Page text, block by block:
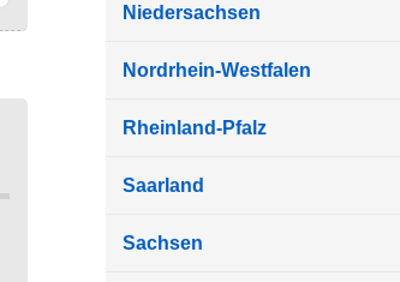
Niedersachsen
Nordrhein-Westfalen
Rheinland-Pfalz
Saarland
Sachsen